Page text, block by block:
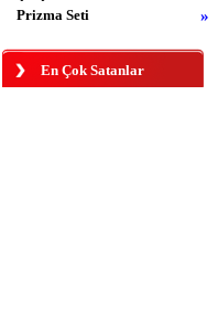
Prizma Seti »
En Çok Satanlar